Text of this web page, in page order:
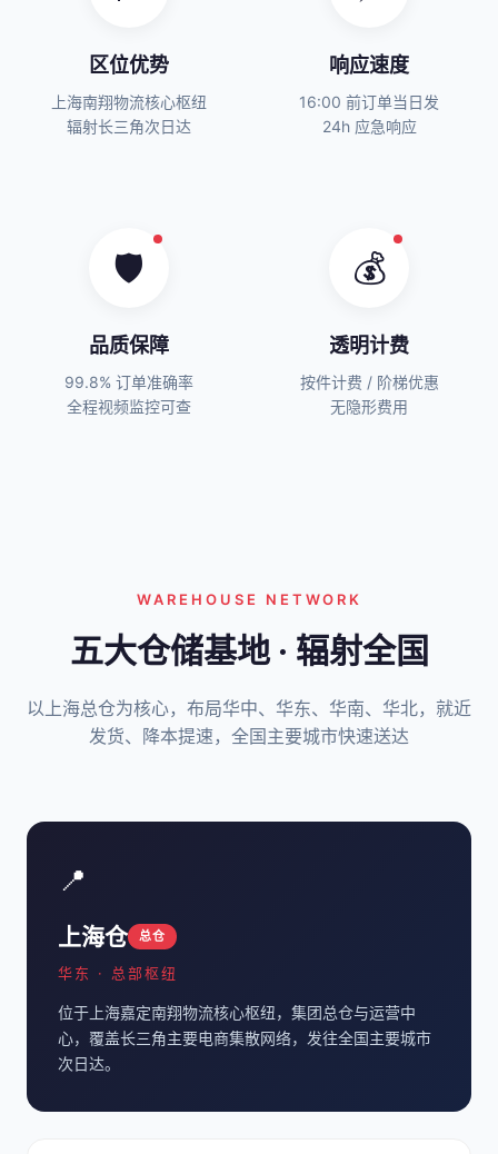
区位优势
上海南翔物流核心枢纽
辐射长三角次日达
响应速度
16:00 前订单当日发
24h 应急响应
🛡️
品质保障
99.8% 订单准确率
全程视频监控可查
💰
透明计费
按件计费 / 阶梯优惠
无隐形费用
WAREHOUSE NETWORK
五大仓储基地 · 辐射全国
以上海总仓为核心，布局华中、华东、华南、华北，就近
发货、降本提速，全国主要城市快速送达
📍
上海仓 总仓
华东 · 总部枢纽
位于上海嘉定南翔物流核心枢纽，集团总仓与运营中
心，覆盖长三角主要电商集散网络，发往全国主要城市
次日达。